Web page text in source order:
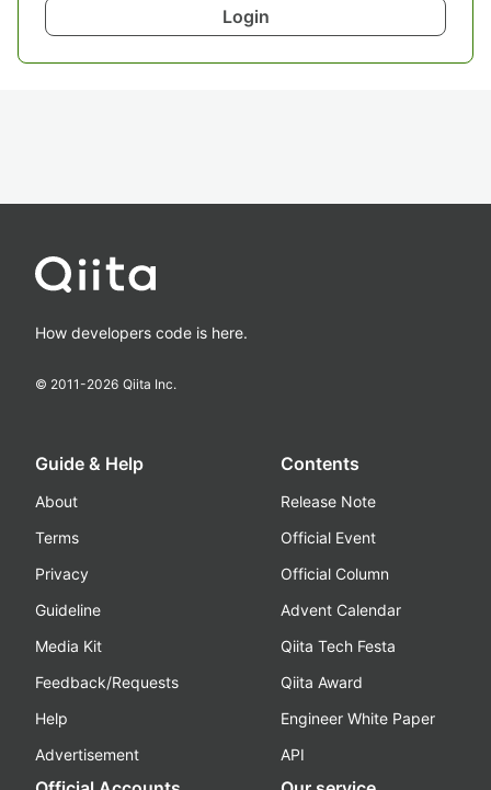
Login
How developers code is here.
© 2011-2026 Qiita Inc.
Guide & Help
About
Terms
Privacy
Guideline
Media Kit
Feedback/Requests
Help
Advertisement
Contents
Release Note
Official Event
Official Column
Advent Calendar
Qiita Tech Festa
Qiita Award
Engineer White Paper
API